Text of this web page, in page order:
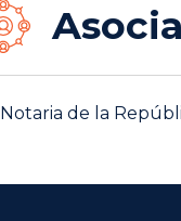
Notaria de la